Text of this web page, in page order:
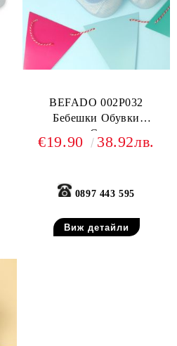
BEFADO 002P032
Бебешки Обувки
чорапчета, Светлосини с
мече
€19.90 38.92лв.
0897 443 595
Виж детайли